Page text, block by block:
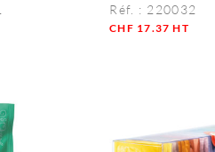
Réf. : 220032
CHF 17.37 HT